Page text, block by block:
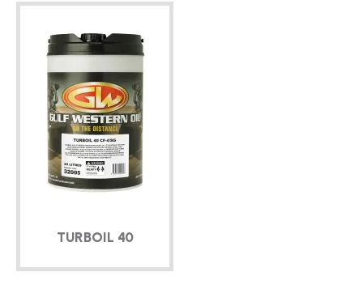
TURBOIL 40